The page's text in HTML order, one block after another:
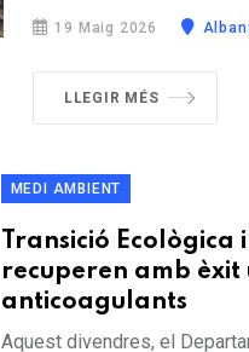
19 Maig 2026
LLEGIR MÉS
MEDI AMBIENT
Transició
recuperen amb
anticoagulants
Aquest divendres, el